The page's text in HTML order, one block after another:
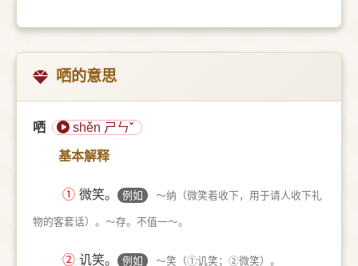
哂的意思
哂 shěn ㄕㄣˇ
基本解释
① 微笑。 例如 ～纳（微笑着收下，用于请人收下礼
物的客套话）。～存。不值一～。
② 讥笑。 例如 ～笑（①讥笑；②微笑）。